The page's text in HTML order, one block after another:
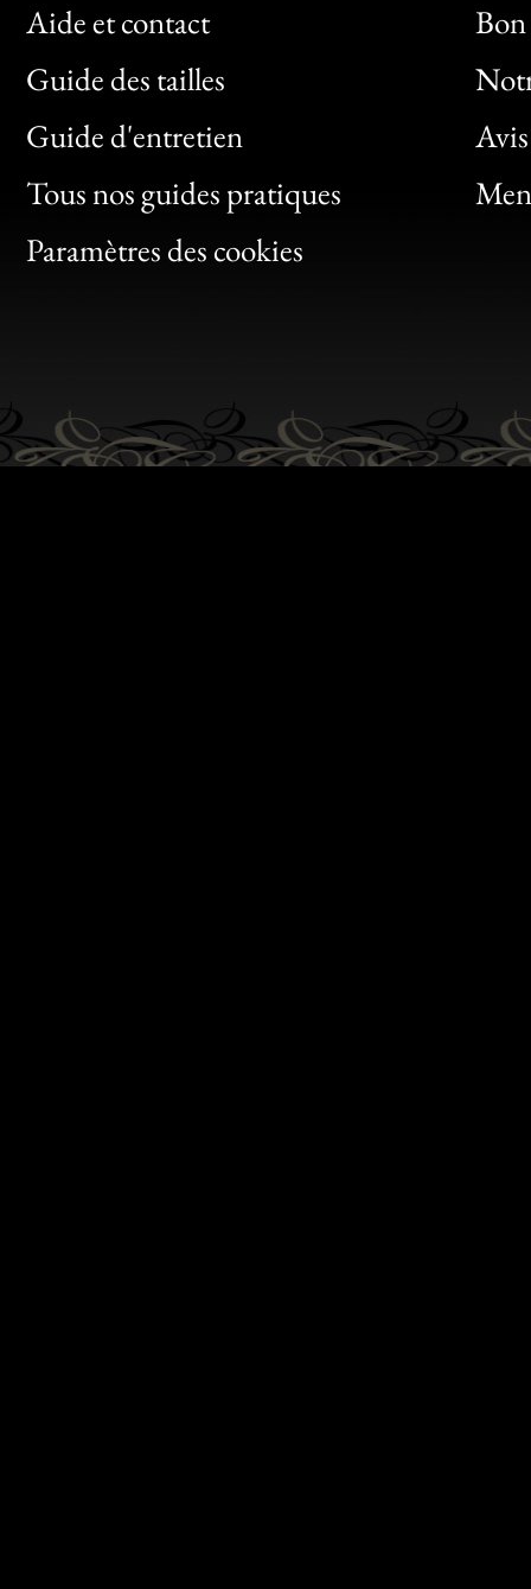
Aide et contact
Guide des tailles
Guide d'entretien
Tous nos guides pratiques
Paramètres des cookies
Bon
Clic